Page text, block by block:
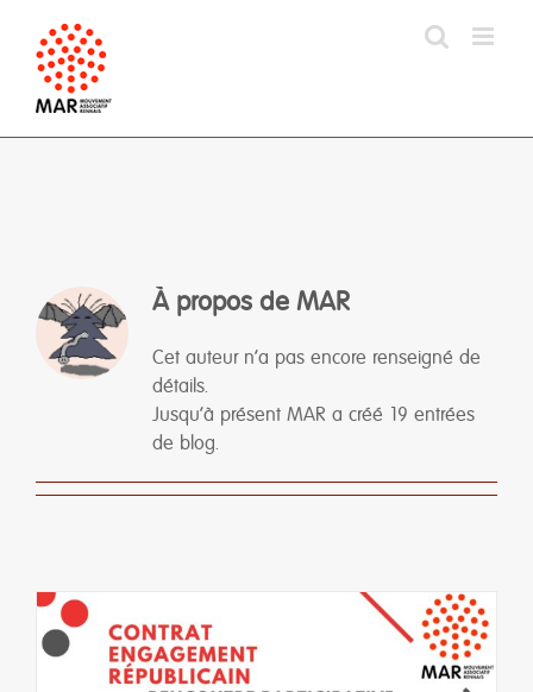
contenu
À propos de MAR
Cet auteur n'a pas encore renseigné de
détails.
Jusqu'à présent MAR a créé 19 entrées
de blog.